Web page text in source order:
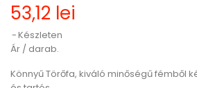
53,12 lei
Készleten
Ár / darab.
Könnyű Törőfa, kiváló minőségű fémből